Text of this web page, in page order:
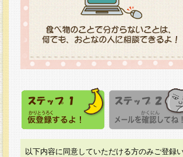
以下内容に同意していただける方のみご登録